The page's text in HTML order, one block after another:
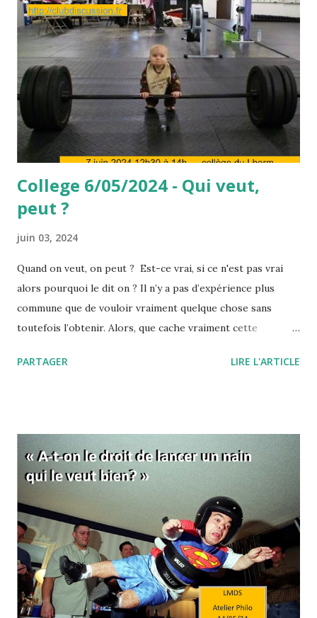
College 6/05/2024 - Qui veut,
peut ?
juin 03, 2024
Quand on veut, on peut ? Est-ce vrai, si ce n'est pas vrai
alors pourquoi le dit on ? Il n’y a pas d’expérience plus
commune que de vouloir vraiment quelque chose sans
toutefois l’obtenir. Alors, que cache vraiment cette
donner les moyens" ? Pourquoi, quand on veut, on ne peut
volonté… C’est aussi une manière de vous dire que si vous
fournissiez des efforts, eh bien ils s’avèreraient payants.
C’est donc comme si, de la volonté, découlaient forcément
les efforts, et des efforts les résultats. En fait, derrière
cette formule, se cache l’idée que le travail paie
nécessairement, et donc que celles et ceux qui réussissent
le méritent car il suffit de ...
PARTAGER LIRE L'ARTICLE